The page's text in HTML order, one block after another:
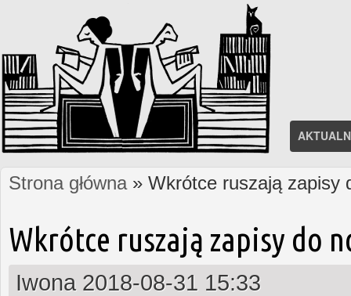
Jesteś tutaj
Strona główna» Wkrótce ruszają zapisy
Wkrótce ruszają zapisy do
Iwona 2018-08-31 15:33